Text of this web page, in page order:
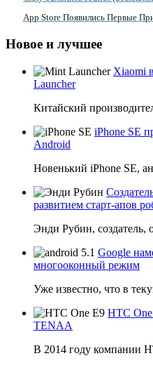
App Store Появились Первые
Новое и лучшее
Xiaomi
Launcher
Китайский
iPhone SE
Android
Новенький iPhone SE,
развитием старт-апов
Энди Рубин, создатель,
Google
многооконный режим
Уже известно, что в
HTC
TENAA
В 2014 году компании